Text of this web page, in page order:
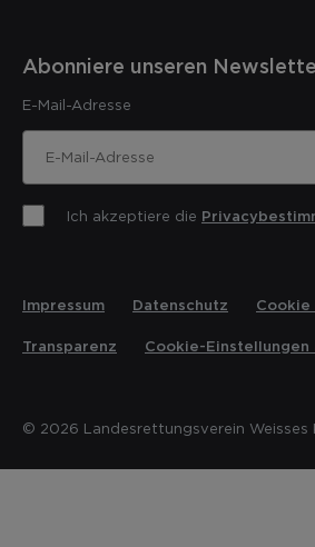
Abonniere unseren
E-Mail-Adresse
Ich akzeptiere die
© 2026 Landesrettungsverein Weisses
Impressum Datenschutz Cookie
Transparenz Cookie-Einstellungen